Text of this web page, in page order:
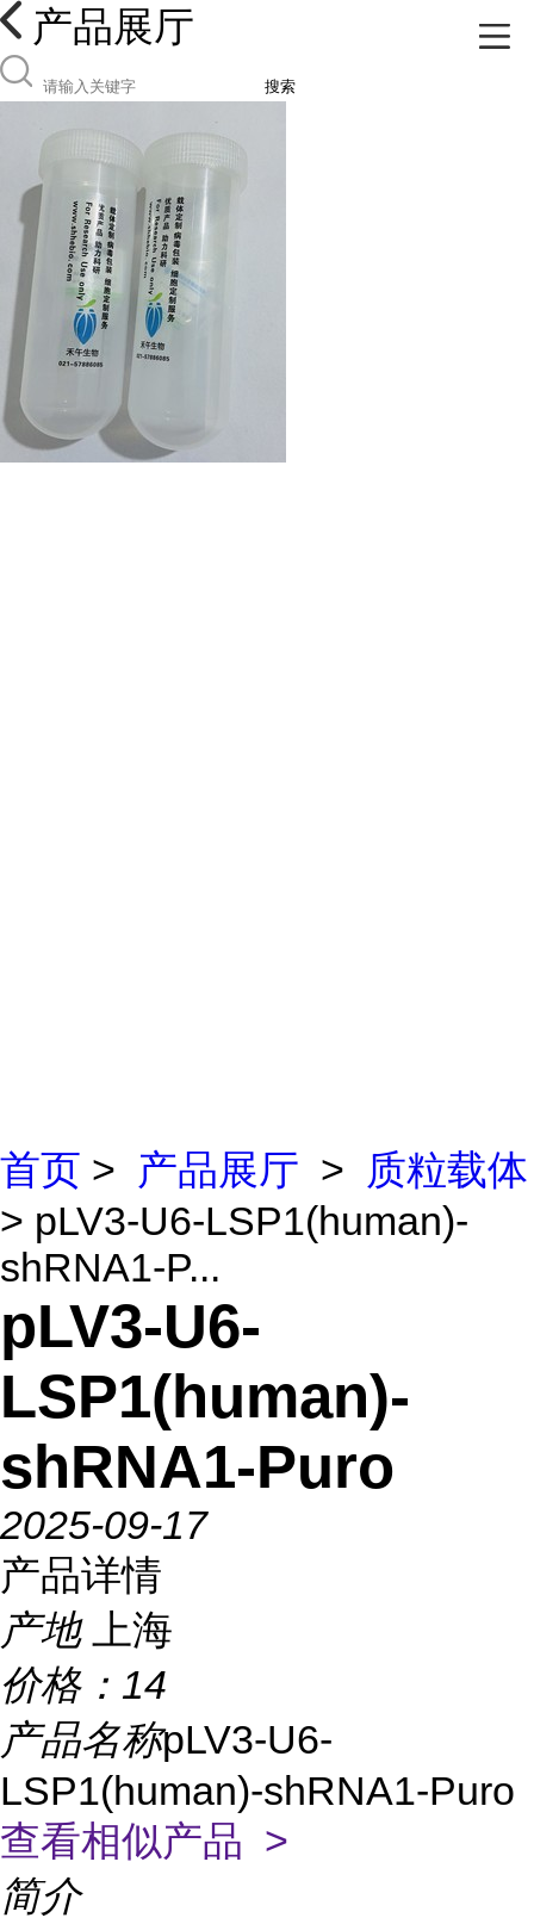
产品展厅
搜索
首页 > 产品展厅 >
质粒载体
> pLV3-U6-LSP1(human)-
shRNA1-P...
pLV3-U6-
LSP1(human)-
shRNA1-Puro
2025-09-17
产品详情
产地
上海
价格： 14
产品名称pLV3-U6-
LSP1(human)-shRNA1-Puro
查看相似产品 >
简介